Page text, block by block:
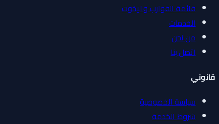
قائمة القوارب واليخوت
الخدمات
من نحن
اتصل بنا
قانوني
سياسة الخصوصية
شروط الخدمة